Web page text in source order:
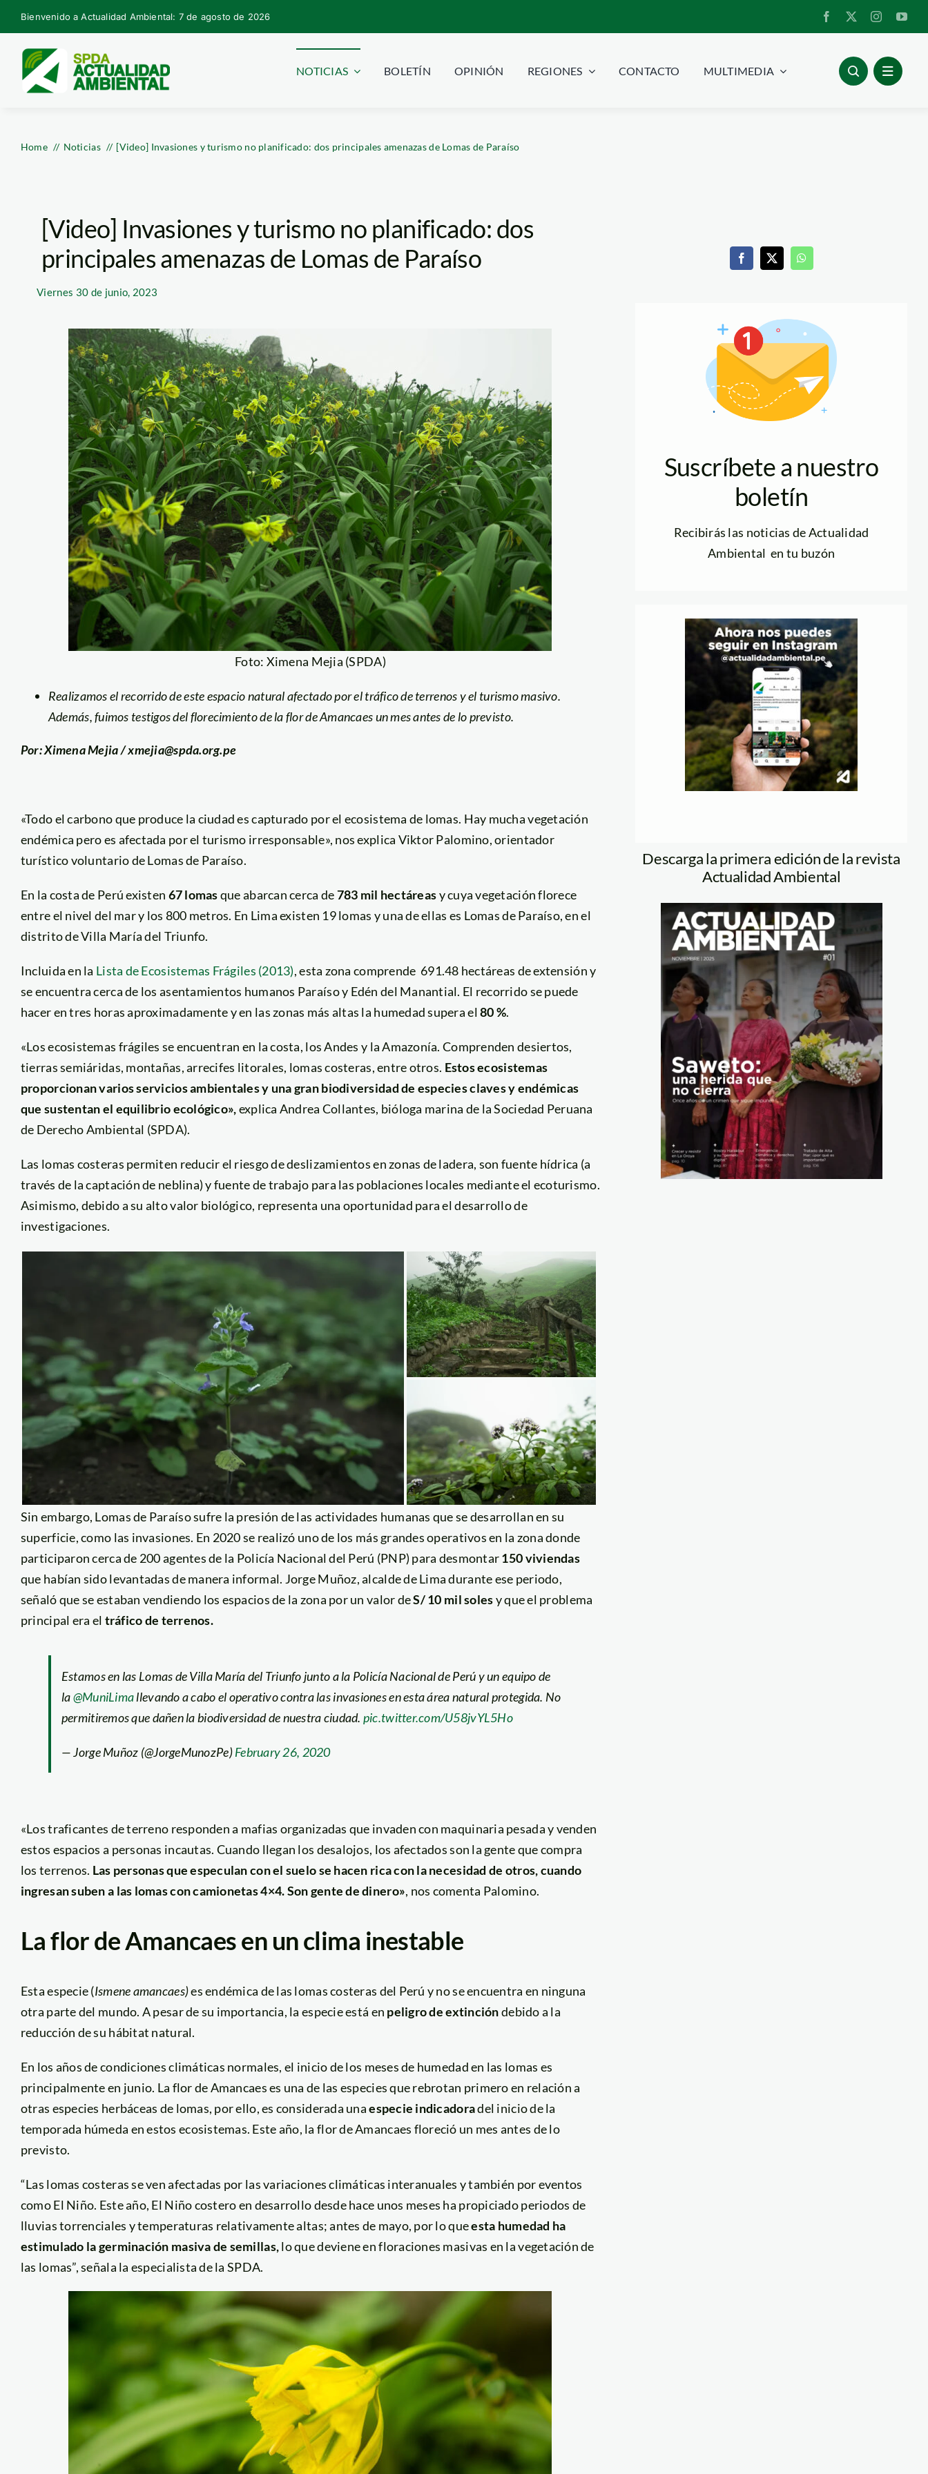
Skip
to
content
Bienvenido a Actualidad Ambiental: 7 de agosto de 2026
NOTICIAS BOLETÍN OPINIÓN REGIONES CONTACTO MULTIMEDIA
Home Noticias [Video] Invasiones y turismo no planificado: dos principales amenazas de Lomas de Paraíso
[Video] Invasiones y turismo no planificado: dos
principales amenazas de Lomas de Paraíso
Viernes 30 de junio, 2023
Foto: Ximena Mejia (SPDA)
Realizamos el recorrido de este espacio natural afectado por el tráfico de terrenos y el turismo masivo.
Además, fuimos testigos del florecimiento de la flor de Amancaes un mes antes de lo previsto.
Por: Ximena Mejia / xmejia@spda.org.pe
«Todo el carbono que produce la ciudad es capturado por el ecosistema de lomas. Hay mucha vegetación
endémica pero es afectada por el turismo irresponsable», nos explica Viktor Palomino, orientador
turístico voluntario de Lomas de Paraíso.
En la costa de Perú existen 67 lomasque abarcan cerca de783 mil hectáreasy cuya vegetación florece
entre el nivel del mar y los 800 metros. En Lima existen 19 lomas y una de ellas es Lomas de Paraíso, en el
distrito de Villa María del Triunfo.
Incluida en la Lista de Ecosistemas Frágiles (2013), esta zona comprende 691.48 hectáreas de extensión y
se encuentra cerca de los asentamientos humanos Paraíso y Edén del Manantial. El recorrido se puede
hacer en tres horas aproximadamente y en las zonas más altas la humedad supera el80 %.
«Los ecosistemas frágiles se encuentran en la costa, los Andes y la Amazonía. Comprenden desiertos,
tierras semiáridas, montañas, arrecifes litorales, lomas costeras, entre otros. Estos ecosistemas
proporcionan varios servicios ambientales y una gran biodiversidad de especies claves y endémicas
que sustentan el equilibrio ecológico»,explica Andrea Collantes, bióloga marina de la Sociedad Peruana
de Derecho Ambiental (SPDA).
Las lomas costeras permiten reducir el riesgo de deslizamientos en zonas de ladera, son fuente hídrica (a
través de la captación de neblina) y fuente de trabajo para las poblaciones locales mediante el ecoturismo.
Asimismo, debido a su alto valor biológico, representa una oportunidad para el desarrollo de
investigaciones.
Sin embargo, Lomas de Paraíso sufre la presión de las actividades humanas que se desarrollan en su
superficie, como las invasiones. En 2020 se realizó uno de los más grandes operativos en la zona donde
participaron cerca de 200 agentes de la Policía Nacional del Perú (PNP) para desmontar150 viviendas
que habían sido levantadas de manera informal. Jorge Muñoz, alcalde de Lima durante ese periodo,
señaló que se estaban vendiendo los espacios de la zona por un valor deS/ 10 mil solesy que el problema
principal era el tráfico de terrenos.
Estamos en las Lomas de Villa María del Triunfo junto a la Policía Nacional de Perú y un equipo de
la@MuniLimallevando a cabo el operativo contra las invasiones en esta área natural protegida. No
permitiremos que dañen la biodiversidad de nuestra ciudad. pic.twitter.com/U58jvYL5Ho
— Jorge Muñoz (@JorgeMunozPe)February 26, 2020
«Los traficantes de terreno responden a mafias organizadas que invaden con maquinaria pesada y venden
estos espacios a personas incautas. Cuando llegan los desalojos, los afectados son la gente que compra
los terrenos. Las personas que especulan con el suelo se hacen rica con la necesidad de otros, cuando
ingresan suben a las lomas con camionetas 4×4. Son gente de dinero», nos comenta Palomino.
La flor de Amancaes en un clima inestable
Esta especie (Ismene amancaes)es endémica de las lomas costeras del Perú y no se encuentra en ninguna
otra parte del mundo. A pesar de su importancia, la especie está en peligro de extincióndebido a la
reducción de su hábitat natural.
En los años de condiciones climáticas normales, el inicio de los meses de humedad en las lomas es
principalmente en junio. La flor de Amancaes es una de las especies que rebrotan primero en relación a
otras especies herbáceas de lomas, por ello, es considerada unaespecie indicadoradel inicio de la
temporada húmeda en estos ecosistemas. Este año, la flor de Amancaes floreció un mes antes de lo
previsto.
“Las lomas costeras se ven afectadas por las variaciones climáticas interanuales y también por eventos
como El Niño. Este año, El Niño costero en desarrollo desde hace unos meses ha propiciado periodos de
lluvias torrenciales y temperaturas relativamente altas; antes de mayo, por lo queesta humedad ha
estimulado la germinación masiva de semillas,lo que deviene en floraciones masivas en la vegetación de
las lomas”, señala la especialista de la SPDA.
Suscríbete a nuestro
boletín
Recibirás las noticias de Actualidad
Ambiental en tu buzón
Descarga la primera edición de la revista
Actualidad Ambiental